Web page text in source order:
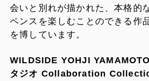
会いと別れが描かれた、本格的
ペンスを楽しむことのできる作
を博しています。
WILDSIDE YOHJI
タジオ Collaboration